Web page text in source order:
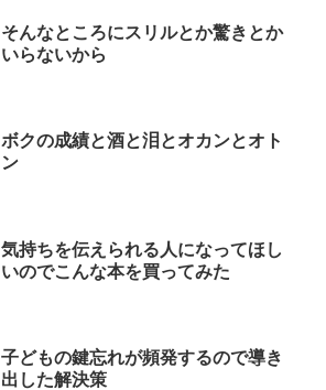
そんなところにスリルとか驚きとか
いらないから
ボクの成績と酒と泪とオカンとオト
ン
気持ちを伝えられる人になってほし
いのでこんな本を買ってみた
子どもの鍵忘れが頻発するので導き
出した解決策